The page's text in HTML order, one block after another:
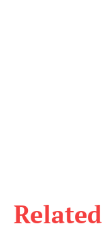
Related